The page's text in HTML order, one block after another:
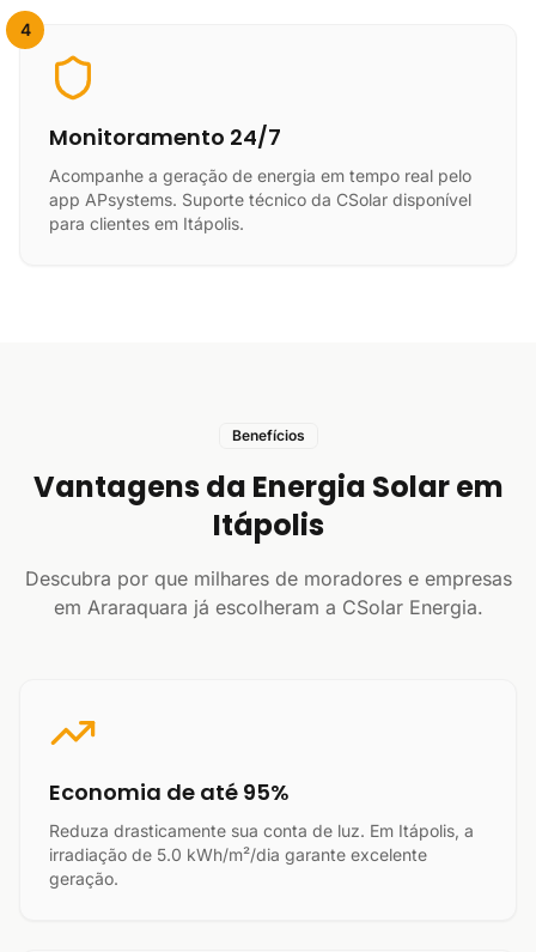
4
Monitoramento 24/7
Acompanhe a geração de energia em tempo real pelo
app APsystems. Suporte técnico da CSolar disponível
para clientes em Itápolis.
Benefícios
Vantagens da Energia Solar em
Itápolis
Descubra por que milhares de moradores e empresas
em Araraquara já escolheram a CSolar Energia.
Economia de até 95%
Reduza drasticamente sua conta de luz. Em Itápolis, a
irradiação de 5.0 kWh/m²/dia garante excelente
geração.